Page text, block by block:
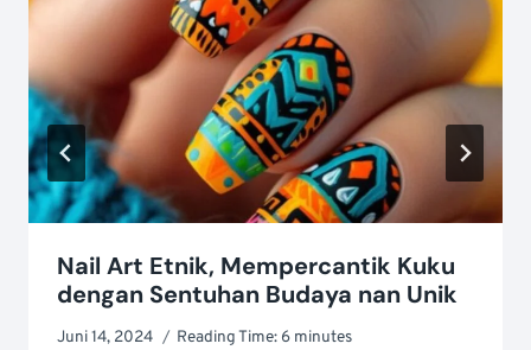
Nail Art Etnik, Mempercantik Kuku
dengan Sentuhan Budaya nan Unik
Juni 14, 2024 Reading Time: 6 minutes